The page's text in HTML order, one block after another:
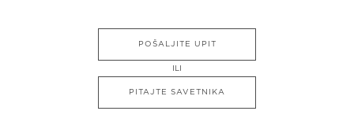
POŠALJITE UPIT
ILI
PITAJTE SAVETNIKA